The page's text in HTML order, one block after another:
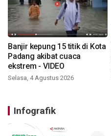
Banjir kepung 15 titik di Kota
Padang akibat cuaca
ekstrem - VIDEO
Selasa, 4 Agustus 2026
Infografik